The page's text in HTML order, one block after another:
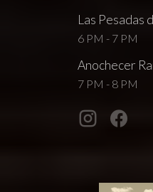
Las Pesadas
6 PM - 7 PM
Anochecer
7 PM - 8 PM